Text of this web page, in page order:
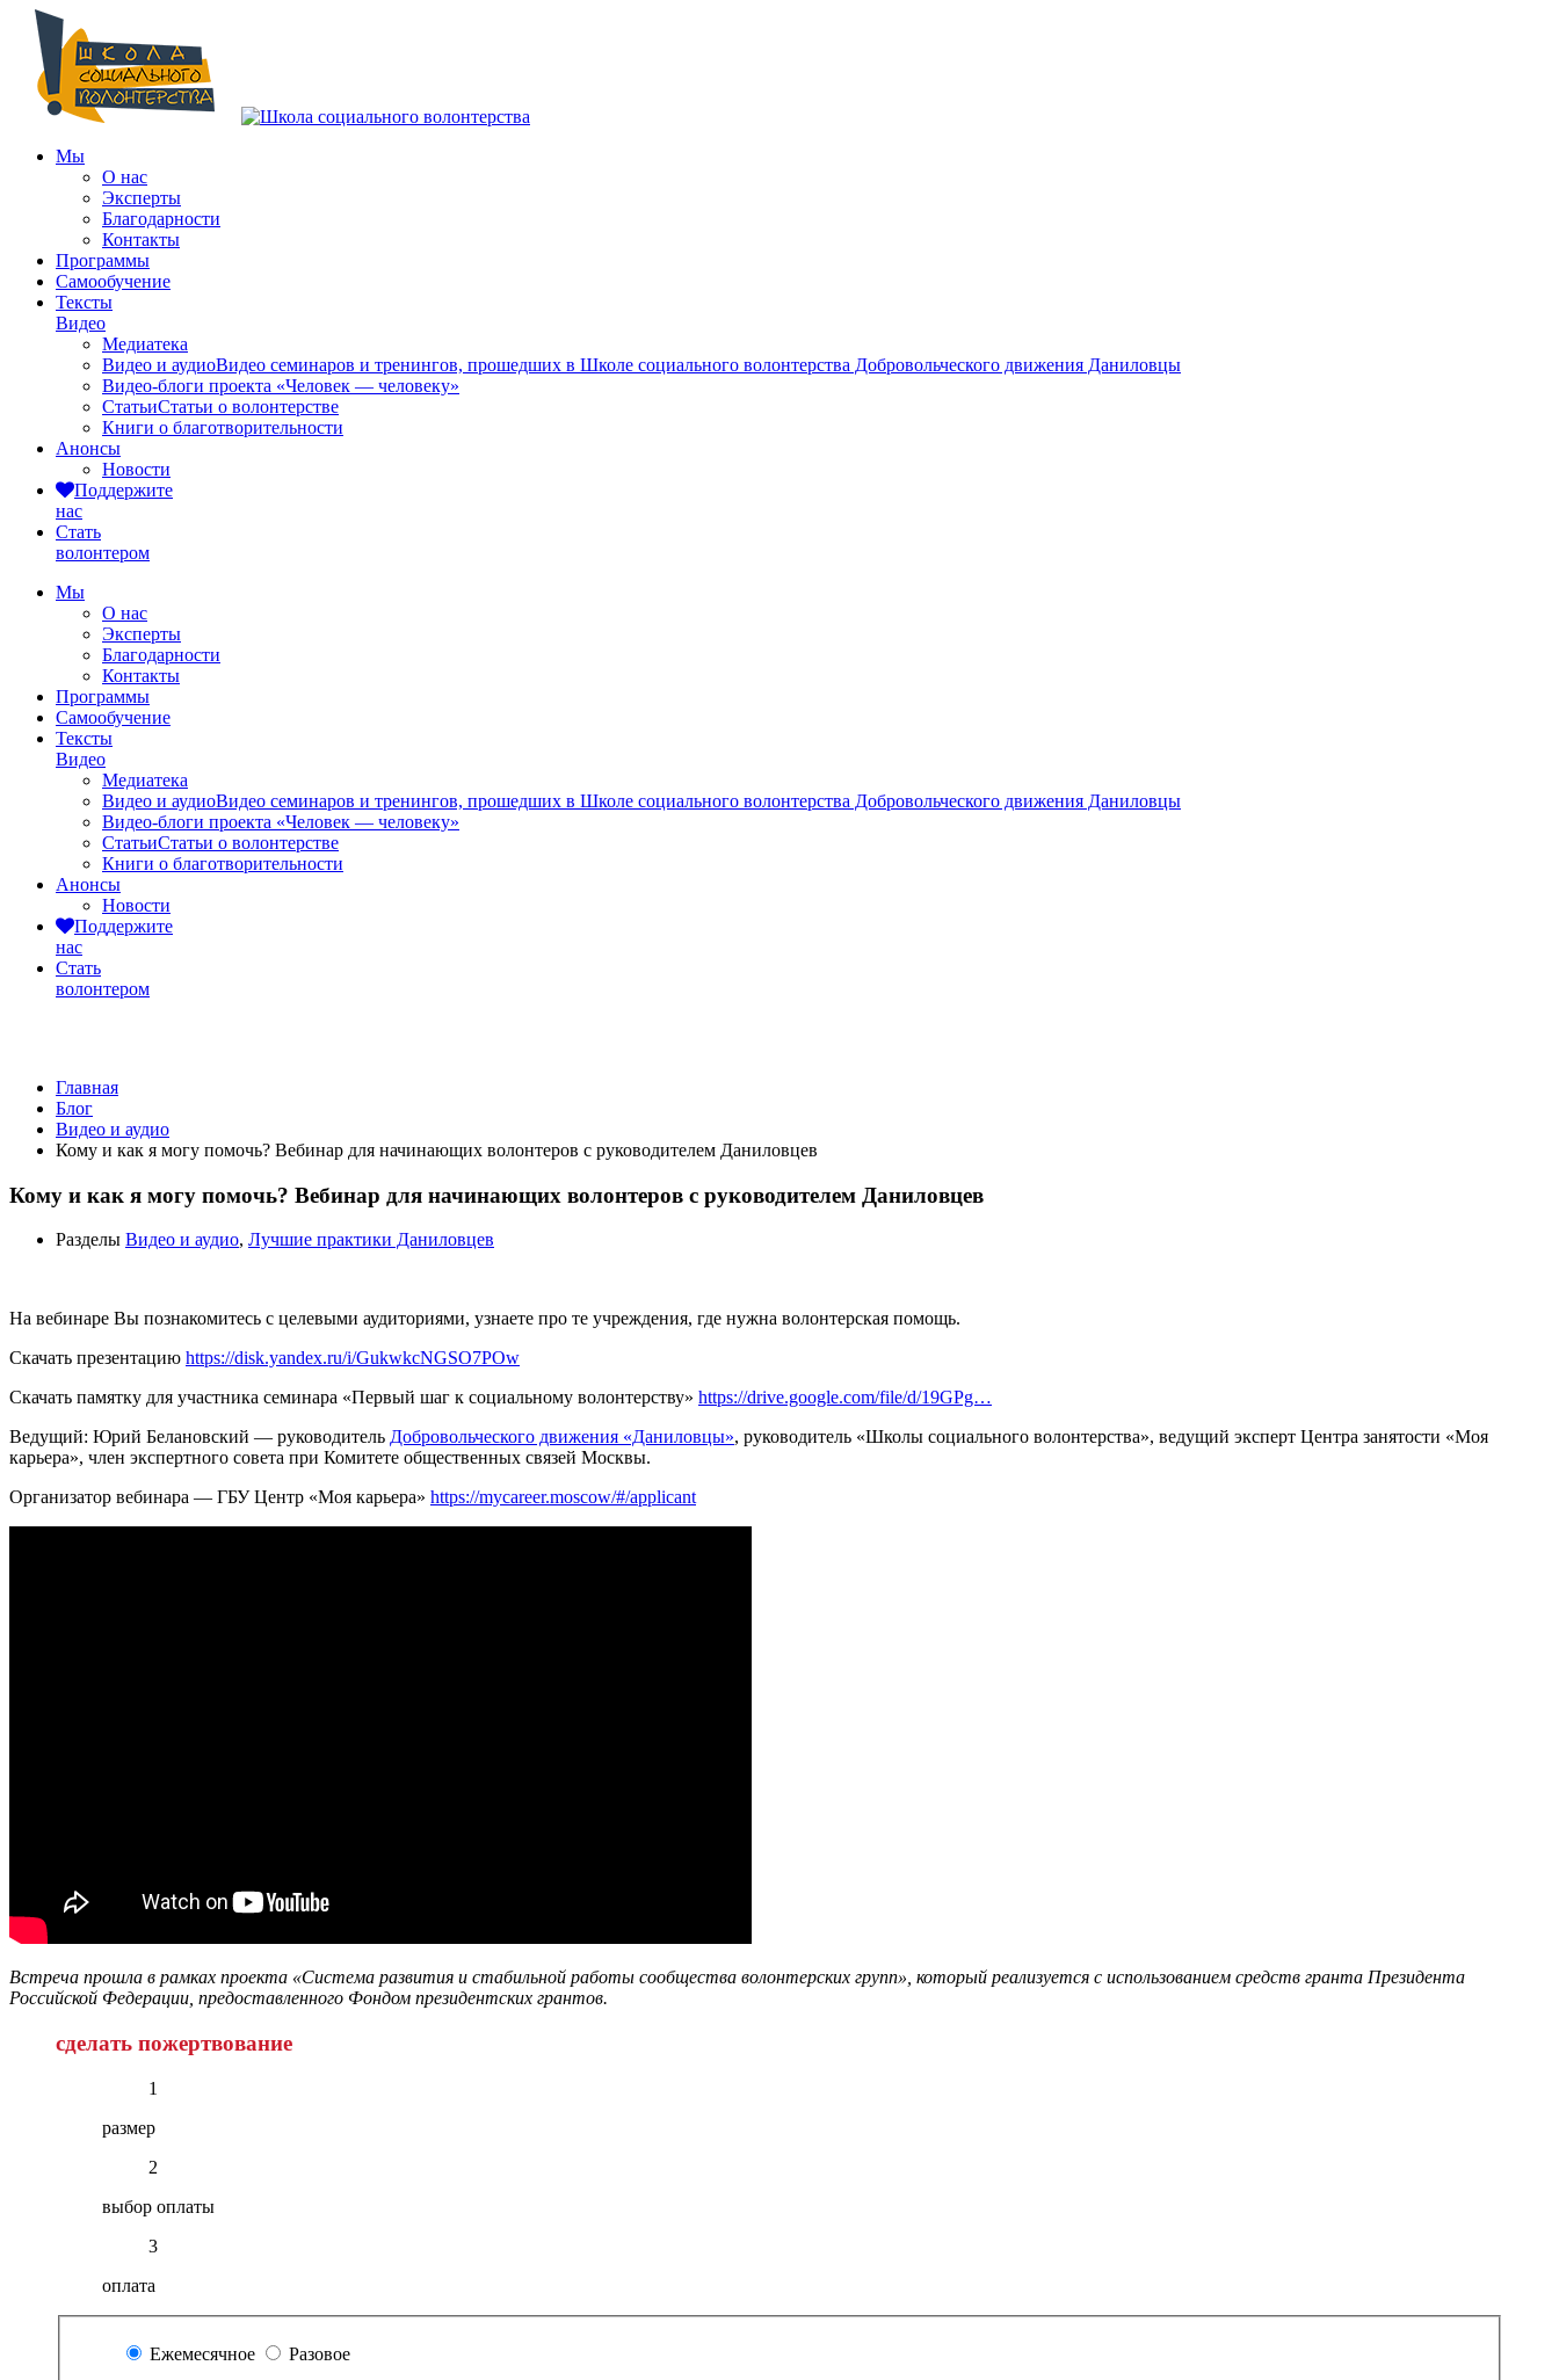
Мы
О нас
Эксперты
Благодарности
Контакты
Программы
Самообучение
Тексты
Видео
Медиатека
Видео и аудиоВидео семинаров и тренингов, прошедших в Школе социального волонтерства Добровольческого движения Даниловцы
Видео-блоги проекта «Человек — человеку»
СтатьиСтатьи о волонтерстве
Книги о благотворительности
Анонсы
Новости
Поддержите
нас
Стать
волонтером
Мы
О нас
Эксперты
Благодарности
Контакты
Программы
Самообучение
Тексты
Видео
Медиатека
Видео и аудиоВидео семинаров и тренингов, прошедших в Школе социального волонтерства Добровольческого движения Даниловцы
Видео-блоги проекта «Человек — человеку»
СтатьиСтатьи о волонтерстве
Книги о благотворительности
Анонсы
Новости
Поддержите
нас
Стать
волонтером
Главная
Блог
Видео и аудио
Кому и как я могу помочь? Вебинар для начинающих волонтеров с руководителем Даниловцев
Кому и как я могу помочь? Вебинар для начинающих волонтеров с руководителем Даниловцев
Разделы Видео и аудио, Лучшие практики Даниловцев
На вебинаре Вы познакомитесь с целевыми аудиториями, узнаете про те учреждения, где нужна волонтерская помощь.
Скачать презентацию https://disk.yandex.ru/i/GukwkcNGSO7POw
Скачать памятку для участника семинара «Первый шаг к социальному волонтерству» https://drive.google.com/file/d/19GPg…
Ведущий: Юрий Белановский — руководитель Добровольческого движения «Даниловцы», руководитель «Школы социального волонтерства», ведущий эксперт Центра занятости «Моя
карьера», член экспертного совета при Комитете общественных связей Москвы.
Организатор вебинара — ГБУ Центр «Моя карьера» https://mycareer.moscow/#/applicant
Встреча прошла в рамках проекта «Система развития и стабильной работы сообщества волонтерских групп», который реализуется с использованием средств гранта Президента
Российской Федерации, предоставленного Фондом президентских грантов.
сделать пожертвование
1
размер
2
выбор оплаты
3
оплата
Ежемесячное Разовое